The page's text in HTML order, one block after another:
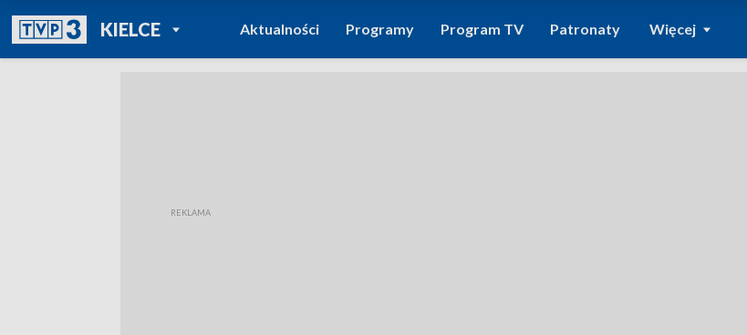
KIELCEPOWRÓT DO
TVP REGIONY
Aktualności Programy Program TV Patronaty Więcej